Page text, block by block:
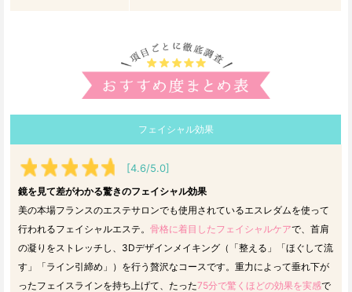
フェイシャル効果
[4.6/5.0]
鏡を見て差がわかる驚きのフェイシャル効果
美の本場フランスのエステサロンでも使用されているエスレダムを使って
行われるフェイシャルエステ。 骨格に着目したフェイシャルケアで、首肩
の凝りをストレッチし、3Dデザインメイキング（「整える」「ほぐして流
す」「ライン引締め」）を行う贅沢なコースです。重力によって垂れ下が
ったフェイスラインを持ち上げて、たった75分で驚くほどの効果を実感で